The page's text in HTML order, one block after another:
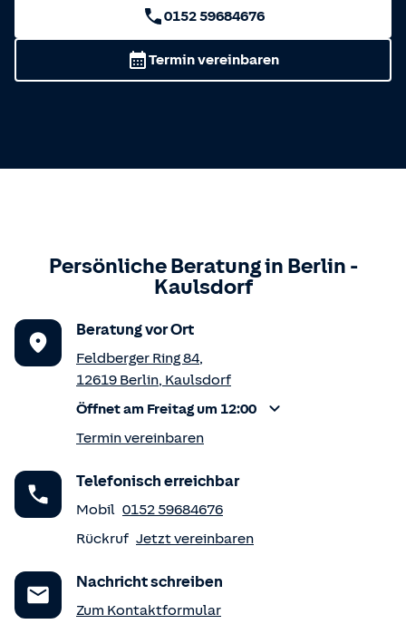
0152 59684676
Termin vereinbaren
Persönliche Beratung in Berlin -
Kaulsdorf
Beratung vor Ort
Feldberger Ring 84,
12619 Berlin, Kaulsdorf
Öffnet am Freitag um 12:00
Termin vereinbaren
Telefonisch erreichbar
Mobil 0152 59684676
Rückruf Jetzt vereinbaren
Nachricht schreiben
Zum Kontaktformular